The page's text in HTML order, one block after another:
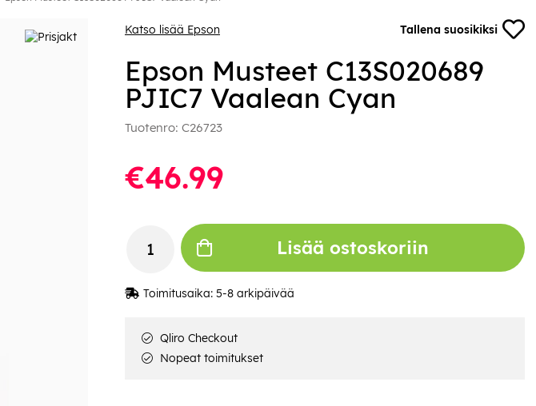
Katso lisää Epson Tallena suosikiksi
Epson Musteet C13S020689
PJIC7 Vaalean Cyan
Tuotenro: C26723
€46.99
Lisää ostoskoriin
Toimitusaika: 5-8 arkipäivää
Qliro Checkout
Nopeat toimitukset